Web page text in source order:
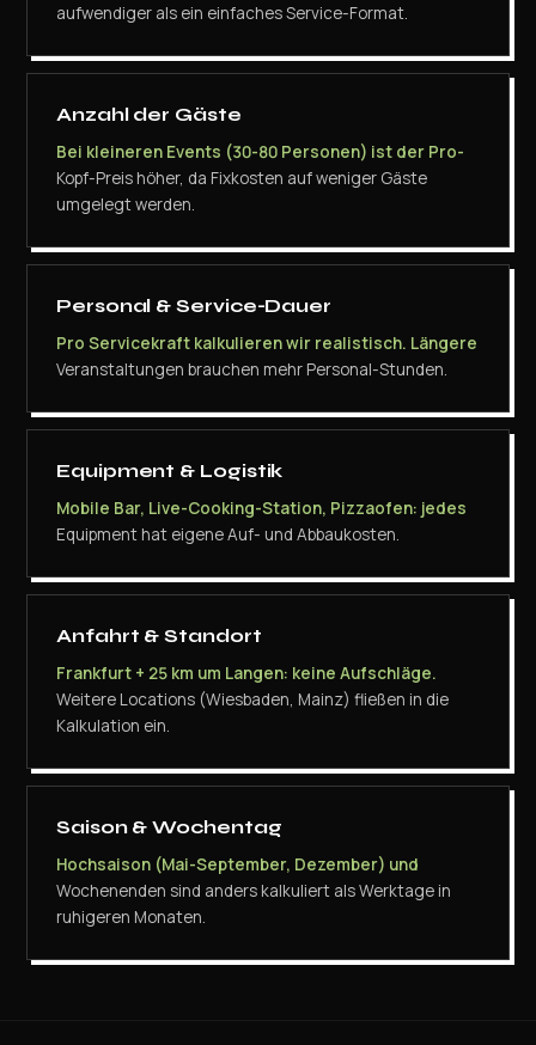
aufwendiger als ein einfaches Service-Format.
Anzahl der Gäste
Bei kleineren Events (30-80 Personen) ist der Pro-
Kopf-Preis höher, da Fixkosten auf weniger Gäste
umgelegt werden.
Personal & Service-Dauer
Pro Servicekraft kalkulieren wir realistisch. Längere
Veranstaltungen brauchen mehr Personal-Stunden.
Equipment & Logistik
Mobile Bar, Live-Cooking-Station, Pizzaofen: jedes
Equipment hat eigene Auf- und Abbaukosten.
Anfahrt & Standort
Frankfurt + 25 km um Langen: keine Aufschläge.
Weitere Locations (Wiesbaden, Mainz) fließen in die
Kalkulation ein.
Saison & Wochentag
Hochsaison (Mai-September, Dezember) und
Wochenenden sind anders kalkuliert als Werktage in
ruhigeren Monaten.